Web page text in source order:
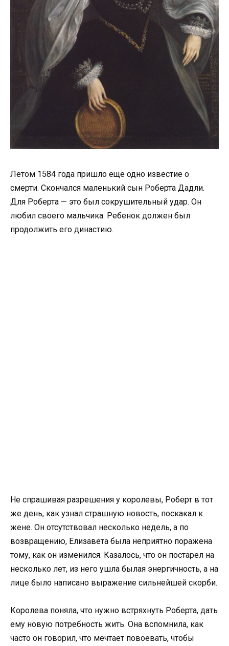
Летом 1584 года пришло еще одно известие о
смерти. Скончался маленький сын Роберта Дадли.
Для Роберта — это был сокрушительный удар. Он
любил своего мальчика. Ребенок должен был
продолжить его династию.
Не спрашивая разрешения у королевы, Роберт в тот
же день, как узнал страшную новость, поскакал к
жене. Он отсутствовал несколько недель, а по
возвращению, Елизавета была неприятно поражена
тому, как он изменился. Казалось, что он постарел на
несколько лет, из него ушла былая энергичность, а на
лице было написано выражение сильнейшей скорби.
Королева поняла, что нужно встряхнуть Роберта, дать
ему новую потребность жить. Она вспомнила, как
часто он говорил, что мечтает повоевать, чтобы